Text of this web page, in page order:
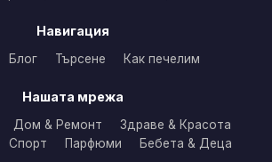
Навигация
Блог Търсене Как печелим
Нашата мрежа
Дом & Ремонт
Здраве & Красота
Спорт Парфюми Бебета & Деца